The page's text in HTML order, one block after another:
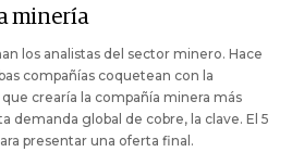
minería
los analistas del sector minero. Hace
compañías coquetean con la
crearía la compañía minera más
demanda global de cobre, la clave. El 5
presentar una oferta final.